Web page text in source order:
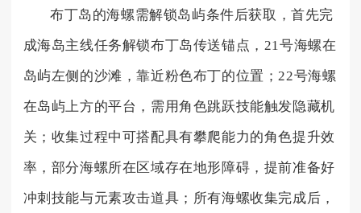
布丁岛的海螺需解锁岛屿条件后获取，首先完
成海岛主线任务解锁布丁岛传送锚点，21号海螺在
岛屿左侧的沙滩，靠近粉色布丁的位置；22号海螺
在岛屿上方的平台，需用角色跳跃技能触发隐藏机
关；收集过程中可搭配具有攀爬能力的角色提升效
率，部分海螺所在区域存在地形障碍，提前准备好
冲刺技能与元素攻击道具；所有海螺收集完成后，